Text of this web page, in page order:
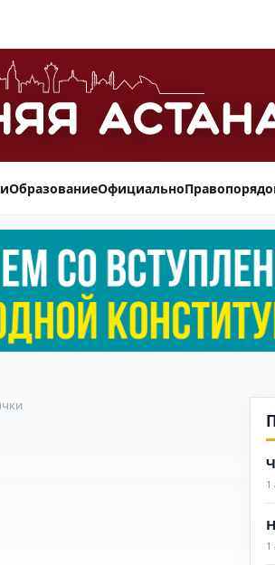
ОбразованиеОфициально
1
1